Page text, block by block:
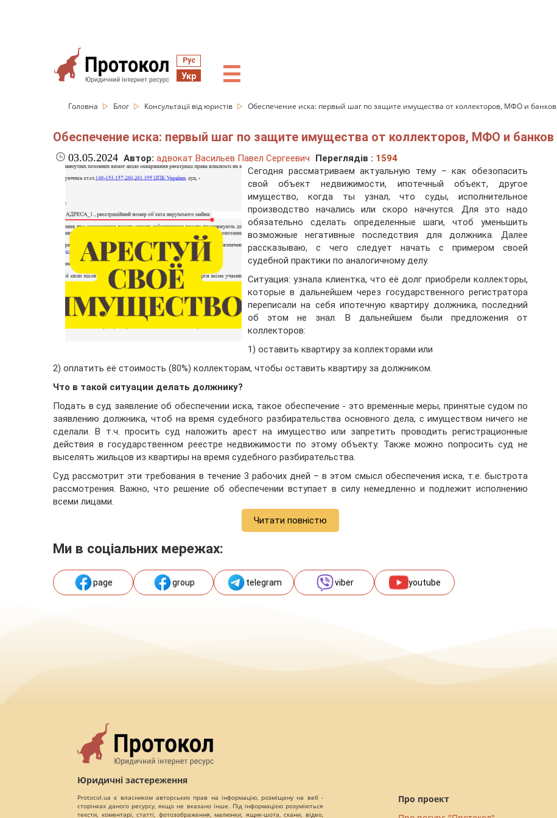
Рус
Укр ☰
Головна Блог Консультації від юристів Обеспечение иска: первый шаг по защите имущества от коллекторов, МФО и банков
Обеспечение иска: первый шаг по защите имущества от коллекторов, МФО и банков
03.05.2024 Автор: адвокат Васильев Павел Сергеевич Переглядів : 1594
Сегодня рассматриваем актуальную тему – как обезопасить
свой объект недвижимости, ипотечный объект, другое
имущество, когда ты узнал, что суды, исполнительное
производство начались или скоро начнутся. Для это надо
обязательно сделать определенные шаги, чтоб уменьшить
возможные негативные последствия для должника. Далее
рассказываю, с чего следует начать с примером своей
судебной практики по аналогичному делу.
Ситуация: узнала клиентка, что её долг приобрели коллекторы,
которые в дальнейшем через государственного регистратора
переписали на себя ипотечную квартиру должника, последний
об этом не знал. В дальнейшем были предложения от
коллекторов:
1) оставить квартиру за коллекторами или
2) оплатить её стоимость (80%) коллекторам, чтобы оставить квартиру за должником.
Что в такой ситуации делать должнику?
Подать в суд заявление об обеспечении иска, такое обеспечение - это временные меры, принятые судом по
заявлению должника, чтоб на время судебного разбирательства основного дела, с имуществом ничего не
сделали. В т.ч. просить суд наложить арест на имущество или запретить проводить регистрационные
действия в государственном реестре недвижимости по этому объекту. Также можно попросить суд не
выселять жильцов из квартиры на время судебного разбирательства.
Суд рассмотрит эти требования в течение 3 рабочих дней – в этом смысл обеспечения иска, т.е. быстрота
рассмотрения. Важно, что решение об обеспечении вступает в силу немедленно и подлежит исполнению
всеми лицами.
Читати повністю
Ми в соціальних мережах:
page group telegram viber youtube
Юридичні застереження
Protocol.ua є власником авторських прав на інформацію, розміщену на веб -
сторінках даного ресурсу, якщо не вказано інше. Під інформацією розуміються
тексти, коментарі, статті, фотозображення, малюнки, ящик-шота, скани, відео,
Про проект